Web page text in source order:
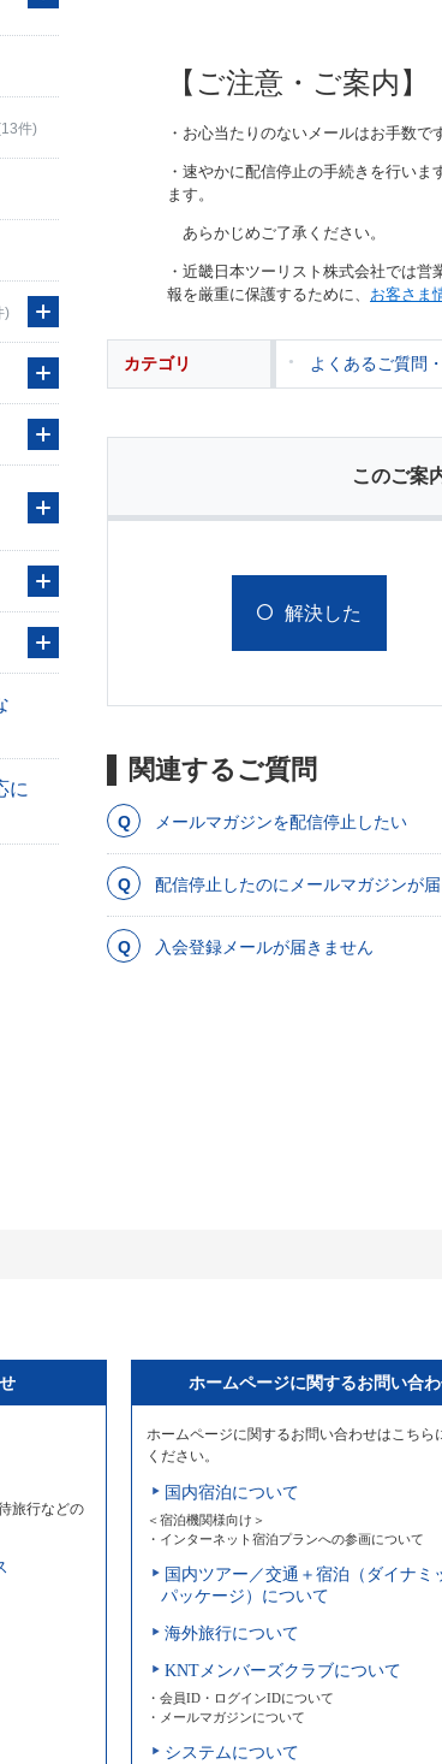
件)
)
に
【ご注意・ご案内】
・お心当たりのないメールはお手数で
・速やかに配信停止の手続きを行い
ます。
あらかじめご了承ください。
・近畿日本ツーリスト株式会社では
報を厳重に保護するために、 お客さま
カテゴリ よくあるご質問
このご案
解決した
関連するご質問
メールマガジンを配信停止したい
配信停止したのにメールマガジンが届
入会登録メールが届きません
旅行などの
ホームページに関するお問い合
ホームページに関するお問い合わせはこちら
ください。
国内宿泊について
＜宿泊機関様向け＞
・インターネット宿泊プランへの参画について
国内ツアー／交通＋宿泊（ダイナミ
パッケージ）について
海外旅行について
KNTメンバーズクラブについて
・会員ID・ログインIDについて
・メールマガジンについて
システムについて